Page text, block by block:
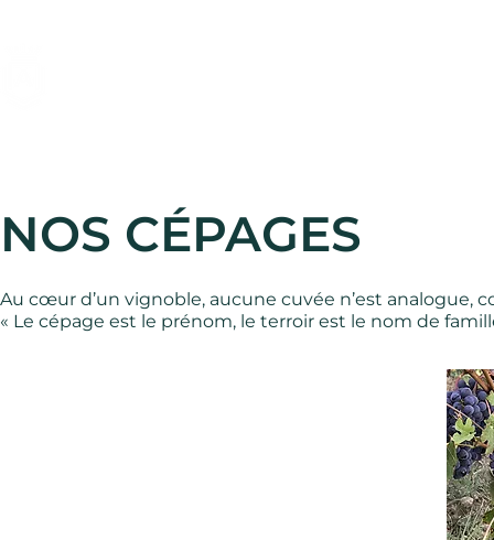
NOS CÉPAGES
Au cœur d’un vignoble, aucune cuvée n’est analogue,
« Le cépage est le prénom, le terroir est le nom de